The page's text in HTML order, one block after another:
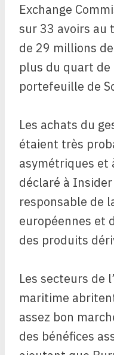
Exchange
sur 33 avoirs
de 29 millions
plus du quart
portefeuille de
Les achats du
étaient très
asymétriques et
déclaré à
responsable de
européennes et
des produits
Les secteurs de
maritime
assez bon
des bénéfices